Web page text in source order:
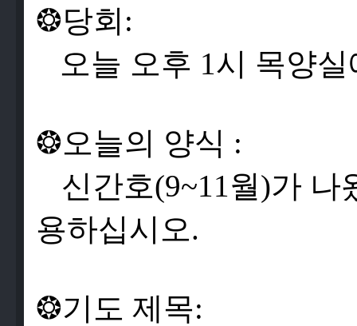
❂당회 :
오늘 오후 1시 목양실
❂오늘의 양식 :
신 간호(9~11월)가 나
용하십시 오.
❂기 도 제목: